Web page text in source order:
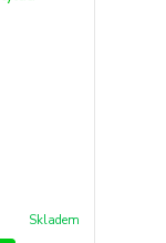
Skladem